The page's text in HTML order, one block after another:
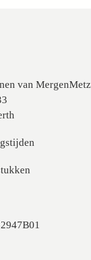
van MergenMetz